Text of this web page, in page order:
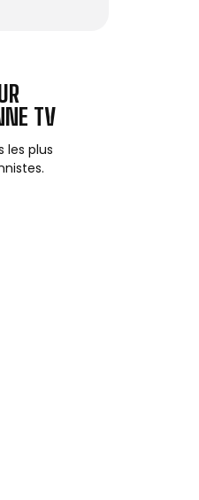
TV
les plus